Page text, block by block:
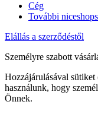
Cég
További
Elállás a szerződéstől
Személyre szabott
Hozzájárulásával
használunk, hogy
Önnek.